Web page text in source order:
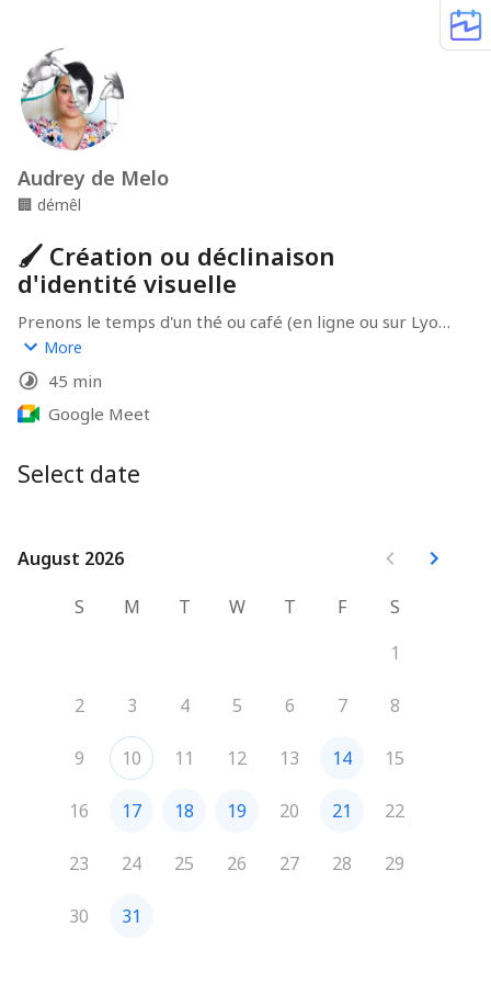
Audrey de Melo
🏢 démêl
🖌 Création ou déclinaison
d'identité visuelle
Prenons le temps d'un thé ou café (en ligne ou sur Lyon)
pour démêler vos problématiques de communication et
échangeons ensemble de la manière de (re)nouer des
liens durables avec votre clientèle de cœur et défiler en
toute sérénité !
More
45 min
Google Meet
Select date
August 2026
August 2026
S
M T W T F
S
1
2 3 4 5 6 7 8
9 10 11 12 13 14 15
16 17 18 19 20 21 22
23 24 25 26 27 28 29
30 31